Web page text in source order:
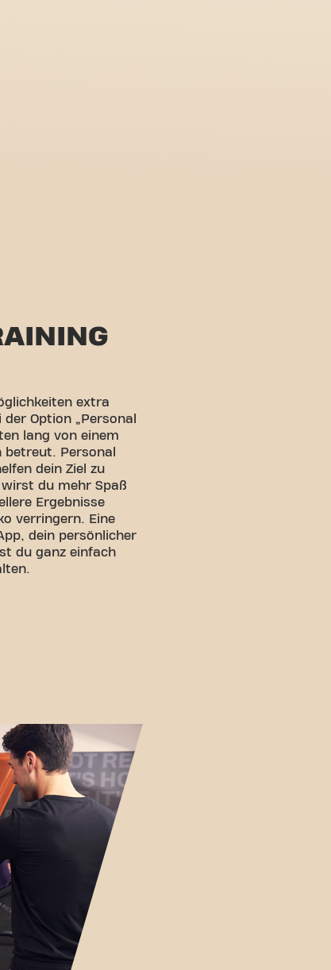
extra
Option „Personal
lang von einem
betreut. Personal
dein Ziel zu
du mehr Spaß
Ergebnisse
verringern. Eine
dein persönlicher
du ganz einfach